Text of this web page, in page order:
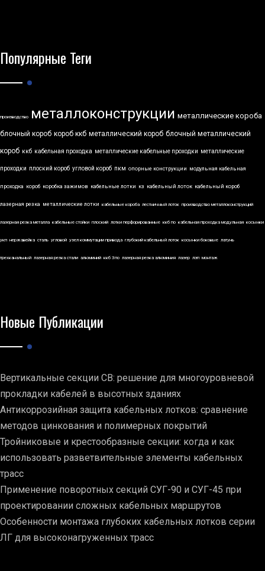
Популярные Теги
производство металлоконструкции металлические короба
блочный короб короб ккб металлический короб блочный металлический
короб ккб кабельная проходка металлические кабельные проходки металлические
проходки плоский короб угловой короб пкм опорные конструкции модульная кабельная
проходка короб коробка зажимов кабельные лотки кз кабельный лоток кабельный короб
лазерная резка металлические лотки кабельные короба лестничный лоток производство металлоконструкций
лазерная резка металла кабельные стойки плоский лотки перфорированные ккб по кабельная проходка модульная косынки
укп нержавейка сталь угловой узел коммутации привода глубокий кабельный лоток косынки боковые латунь
трехканальный лазерная резка стали алюминий ккб 3по лазерная резка алюминия лазер лэп монтаж
Новые Публикации
Вертикальные секции СВ: решение для многоуровневой
прокладки кабелей в высотных зданиях
Антикоррозийная защита кабельных лотков: сравнение
методов цинкования и полимерных покрытий
Тройниковые и крестообразные секции: когда и как
использовать разветвительные элементы кабельных
трасс
Применение поворотных секций СУГ-90 и СУГ-45 при
проектировании сложных кабельных маршрутов
Особенности монтажа глубоких кабельных лотков серии
ЛГ для высоконагруженных трасс